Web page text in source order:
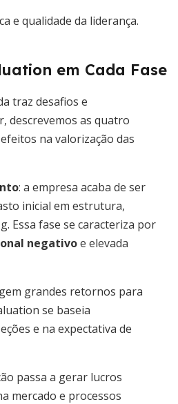
e qualidade da liderança.
em Cada Fase
traz desafios e
descrevemos as quatro
na valorização das
: a empresa acaba de ser
inicial em estrutura,
Essa fase se caracteriza por
negativoe elevada
grandes retornos para
se baseia
e na expectativa de
passa a gerar lucros
mercado e processos